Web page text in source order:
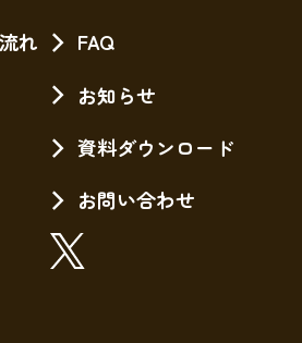
れ
FAQ
お知らせ
資料ダウンロード
お問い合わせ